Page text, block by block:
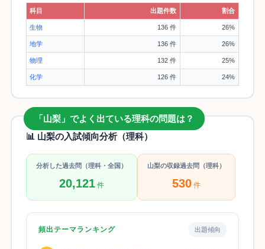
科目 出題件数 割合
生物 136 件 26%
地学 136 件 26%
物理 132 件 25%
化学 126 件 24%
「山梨」でよく出ている理科の問題は？
📊 山梨の入試傾向分析（理科）
分析した過去問（理科・全国）
20,121件
山梨の収録過去問（理科）
530件
頻出テーマランキング 出題傾向